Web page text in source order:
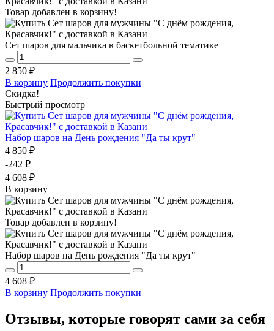
Товар добавлен в корзину!
Сет шаров для мальчика в баскетбольной тематике
2 850 ₽
В корзину Продолжить покупки
Скидка!
Быстрый просмотр
Набор шаров на День рождения "Да ты крут"
4 850 ₽
-242 ₽
4 608 ₽
В корзину
Товар добавлен в корзину!
Набор шаров на День рождения "Да ты крут"
4 608 ₽
В корзину Продолжить покупки
Отзывы, которые говорят сами за себя